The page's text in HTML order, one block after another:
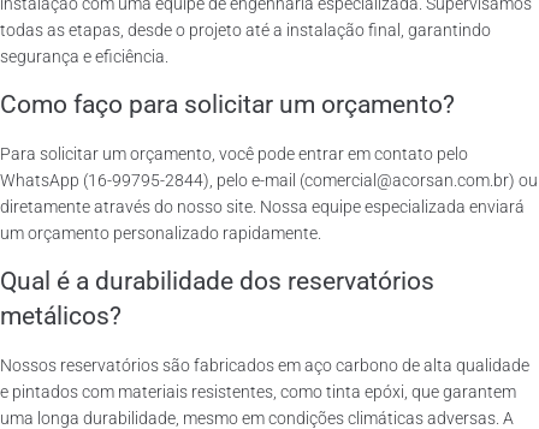
todas as etapas, desde o projeto até a instalação final, garantindo
segurança e eficiência.
Como faço para solicitar um orçamento?
Para solicitar um orçamento, você pode entrar em contato pelo
WhatsApp (16-99795-2844), pelo e-mail (comercial@acorsan.com.br) ou
diretamente através do nosso site. Nossa equipe especializada enviará
um orçamento personalizado rapidamente.
Qual é a durabilidade dos reservatórios
metálicos?
Nossos reservatórios são fabricados em aço carbono de alta qualidade
e pintados com materiais resistentes, como tinta epóxi, que garantem
uma longa durabilidade, mesmo em condições climáticas adversas. A